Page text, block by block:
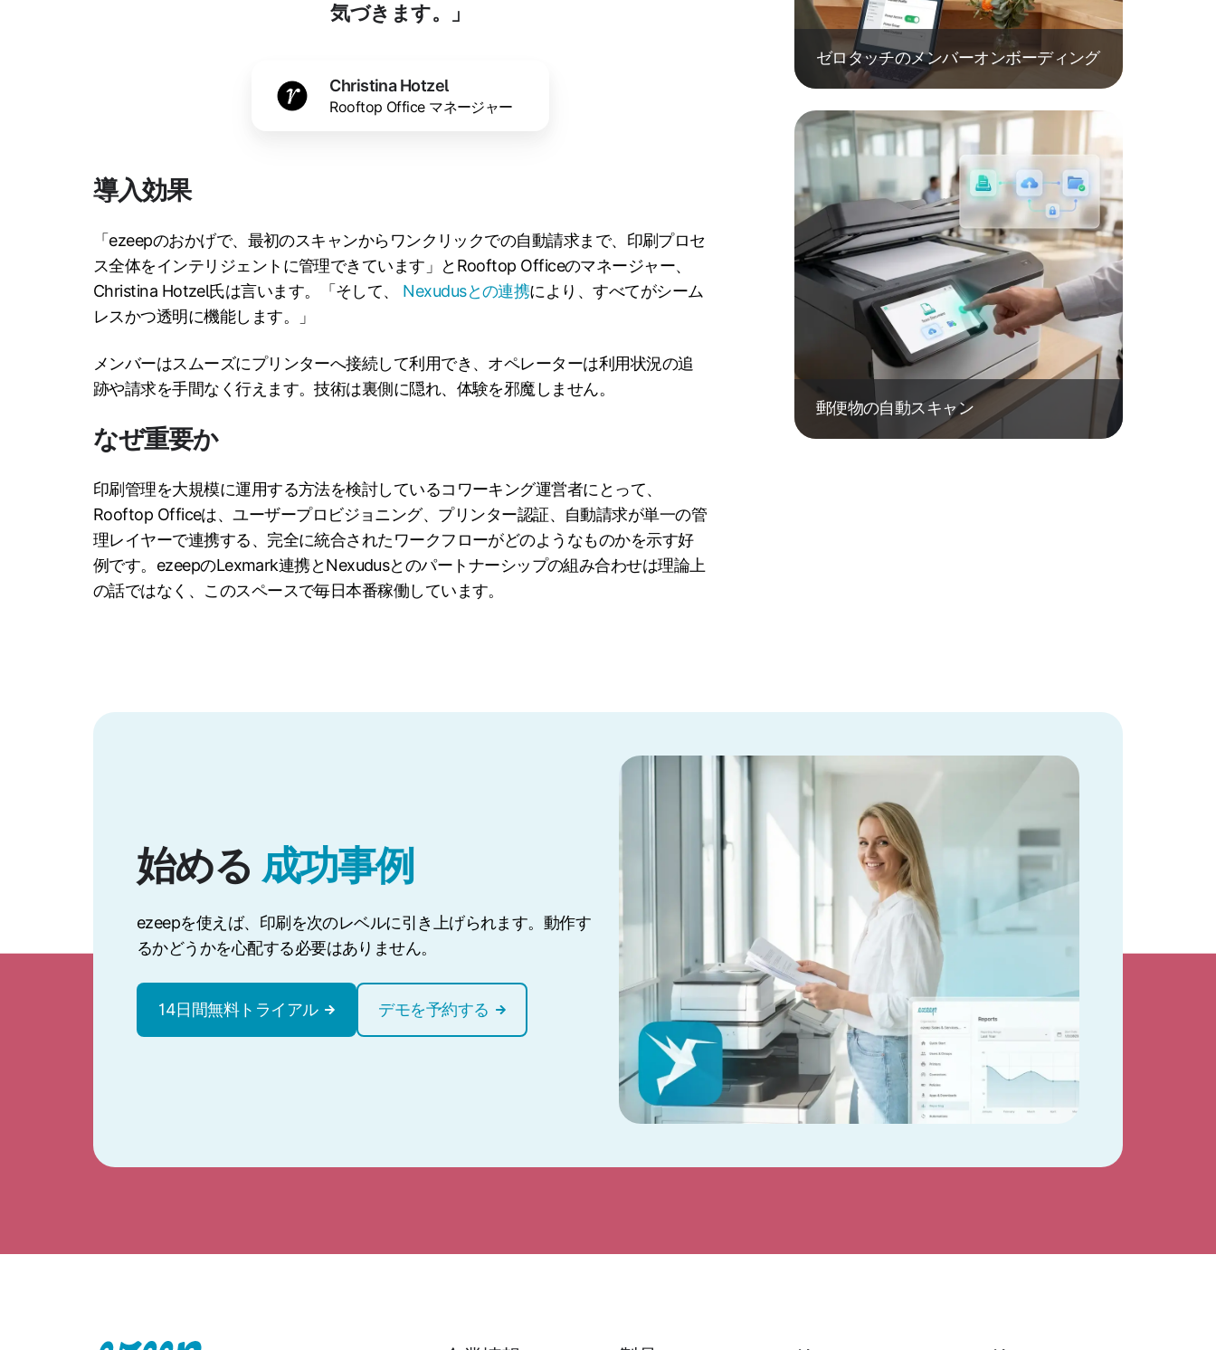
気づきます。」
Christina Hotzel
Rooftop Office マネージャー
導入効果
「ezeepのおかげで、最初のスキャンからワンクリックでの自動請求まで、印刷プロセ
ス全体をインテリジェントに管理できています」とRooftop Officeのマネージャー、
Christina Hotzel氏は言います。「そして、 Nexudusとの連携により、すべてがシーム
レスかつ透明に機能します。」
メンバーはスムーズにプリンターへ接続して利用でき、オペレーターは利用状況の追
跡や請求を手間なく行えます。技術は裏側に隠れ、体験を邪魔しません。
なぜ重要か
印刷管理を大規模に運用する方法を検討しているコワーキング運営者にとって、
Rooftop Officeは、ユーザープロビジョニング、プリンター認証、自動請求が単一の管
理レイヤーで連携する、完全に統合されたワークフローがどのようなものかを示す好
例です。ezeepのLexmark連携とNexudusとのパートナーシップの組み合わせは理論上
の話ではなく、このスペースで毎日本番稼働しています。
ゼロタッチのメンバーオンボーディング
郵便物の自動スキャン
始める 成功事例
ezeepを使えば、印刷を次のレベルに引き上げられます。動作す
るかどうかを心配する必要はありません。
14日間無料トライアル デモを予約する